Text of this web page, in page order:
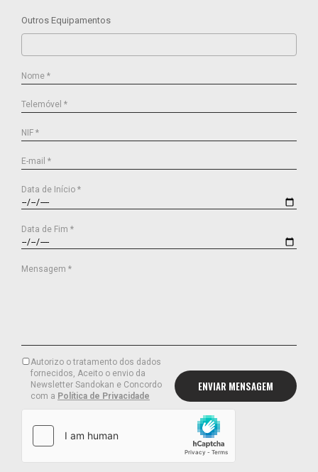
Outros Equipamentos
Nome *
Telemóvel *
NIF *
E-mail *
Data de Início *
Data de Fim *
Mensagem *
Autorizo o tratamento dos dados
fornecidos, Aceito o envio da
Newsletter Sandokan e Concordo
com a Política de Privacidade